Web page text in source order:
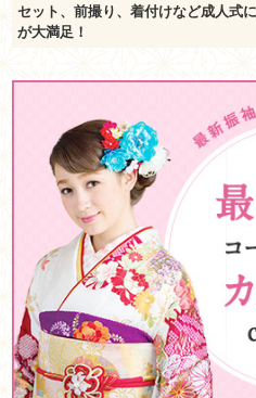
セット、前撮り、着付けなど成人式
が大満足！